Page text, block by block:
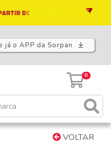
já o APP da Sorpan
0
VOLTAR